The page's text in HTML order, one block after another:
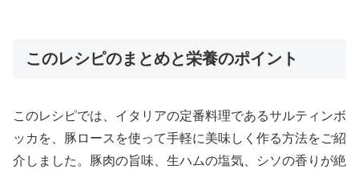
このレシピのまとめと栄養のポイント
このレシピでは、イタリアの定番料理であるサルティンボ
ッカを、豚ロースを使って手軽に美味しく作る方法をご紹
介しました。豚肉の旨味、生ハムの塩気、シソの香りが絶